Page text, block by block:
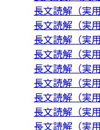
長文読解（実
長文読解（実
長文読解（実
長文読解（実
長文読解（実
長文読解（実
長文読解（実
長文読解（実
長文読解（実